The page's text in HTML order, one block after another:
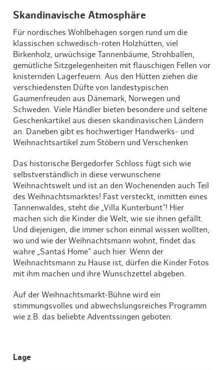
Skandinavische Atmosphäre
Für nordisches Wohlbehagen sorgen rund um die
klassischen schwedisch-roten Holzhütten, viel
Birkenholz, urwüchsige Tannenbäume, Strohballen,
gemütliche Sitzgelegenheiten mit flauschigen Fellen vor
knisternden Lagerfeuern. Aus den Hütten ziehen die
verschiedensten Düfte von landestypischen
Gaumenfreuden aus Dänemark, Norwegen und
Schweden. Viele Händler bieten besondere und seltene
Geschenkartikel aus diesen skandinavischen Ländern
an. Daneben gibt es hochwertiger Handwerks- und
Weihnachtsartikel zum Stöbern und Verschenken
Das historische Bergedorfer Schloss fügt sich wie
selbstverständlich in diese verwunschene
Weihnachtswelt und ist an den Wochenenden auch Teil
des Weihnachtsmarktes! Fast versteckt, inmitten eines
Tannenwaldes, steht die „Villa Kunterbunt“! Hier
machen sich die Kinder die Welt, wie sie ihnen gefällt.
Und diejenigen, die immer schon einmal wissen wollten,
wo und wie der Weihnachtsmann wohnt, findet das
wahre „Santa´s Home“ auch hier. Wenn der
Weihnachtsmann zu Hause ist, dürfen die Kinder Fotos
mit ihm machen und ihre Wunschzettel abgeben.
Auf der Weihnachtsmarkt-Bühne wird ein
stimmungsvolles und abwechslungsreiches Programm
wie z.B. das beliebte Adventssingen geboten.
Lage